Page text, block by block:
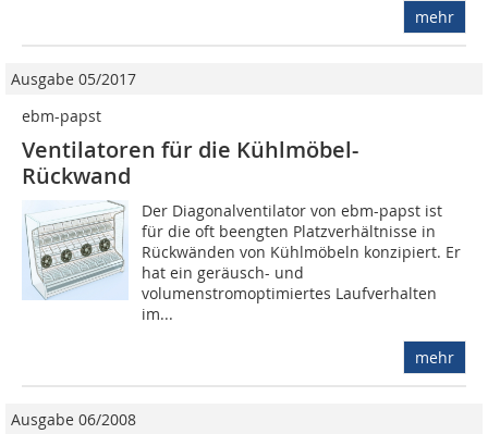
mehr
Ausgabe 05/2017
ebm-papst
Ventilatoren für die Kühlmöbel-
Rückwand
Der Diagonalventilator von ebm-papst ist
für die oft beengten Platzverhältnisse in
Rückwänden von Kühlmöbeln konzipiert. Er
hat ein geräusch- und
volumenstromoptimiertes Laufverhalten
im...
mehr
Ausgabe 06/2008